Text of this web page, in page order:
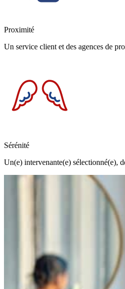
Proximité
Un service client et des agences de
Sérénité
Un(e) intervenante(e) sélectionné(e),